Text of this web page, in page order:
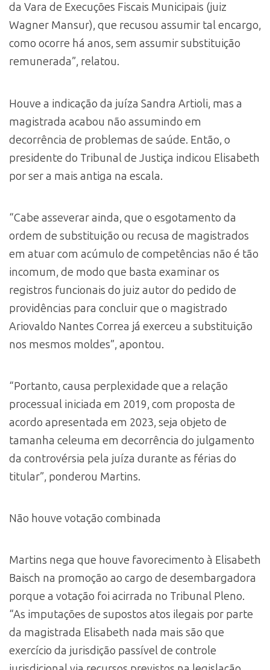
da Vara de Execuções Fiscais Municipais (juiz
Wagner Mansur), que recusou assumir tal encargo,
como ocorre há anos, sem assumir substituição
remunerada”, relatou.
Houve a indicação da juíza Sandra Artioli, mas a
magistrada acabou não assumindo em
decorrência de problemas de saúde. Então, o
presidente do Tribunal de Justiça indicou Elisabeth
por ser a mais antiga na escala.
“Cabe asseverar ainda, que o esgotamento da
ordem de substituição ou recusa de magistrados
em atuar com acúmulo de competências não é tão
incomum, de modo que basta examinar os
registros funcionais do juiz autor do pedido de
providências para concluir que o magistrado
Ariovaldo Nantes Correa já exerceu a substituição
nos mesmos moldes”, apontou.
“Portanto, causa perplexidade que a relação
processual iniciada em 2019, com proposta de
acordo apresentada em 2023, seja objeto de
tamanha celeuma em decorrência do julgamento
da controvérsia pela juíza durante as férias do
titular”, ponderou Martins.
Não houve votação combinada
Martins nega que houve favorecimento à Elisabeth
Baisch na promoção ao cargo de desembargadora
porque a votação foi acirrada no Tribunal Pleno.
“As imputações de supostos atos ilegais por parte
da magistrada Elisabeth nada mais são que
exercício da jurisdição passível de controle